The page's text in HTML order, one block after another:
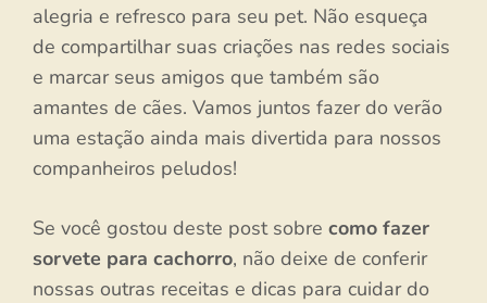
alegria e refresco para seu pet. Não esqueça
de compartilhar suas criações nas redes sociais
e marcar seus amigos que também são
amantes de cães. Vamos juntos fazer do verão
uma estação ainda mais divertida para nossos
companheiros peludos!
Se você gostou deste post sobre como fazer
sorvete para cachorro, não deixe de conferir
nossas outras receitas e dicas para cuidar do